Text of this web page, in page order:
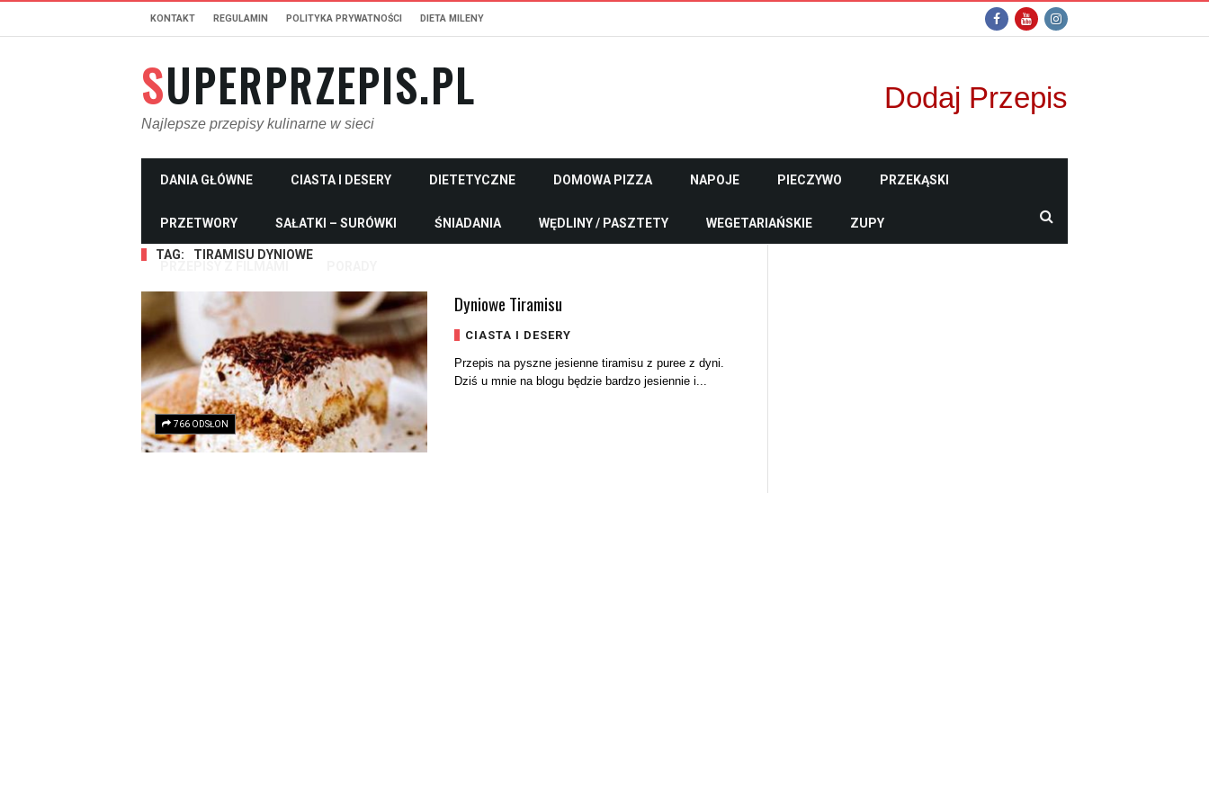
KONTAKT REGULAMIN POLITYKA PRYWATNOŚCI DIETA MILENY
SUPERPRZEPIS.PL
Najlepsze przepisy kulinarne w sieci
Dodaj Przepis
DANIA GŁÓWNE CIASTA I DESERY DIETETYCZNE DOMOWA PIZZA NAPOJE PIECZYWO PRZEKĄSKI
PRZETWORY SAŁATKI – SURÓWKI ŚNIADANIA WĘDLINY / PASZTETY WEGETARIAŃSKIE ZUPY
TAG: TIRAMISU DYNIOWE
766 ODSŁON
Dyniowe Tiramisu
CIASTA I DESERY
Przepis na pyszne jesienne tiramisu z puree z dyni.
Dziś u mnie na blogu będzie bardzo jesiennie i...